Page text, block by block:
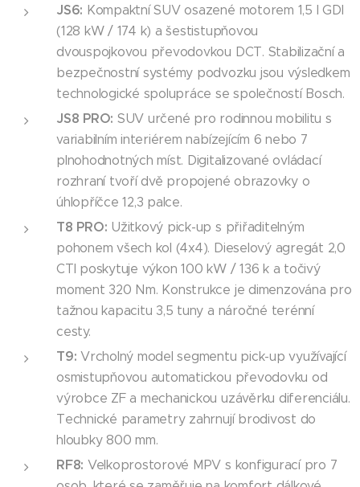
JS6: Kompaktní SUV osazené motorem 1,5 l GDI
(128 kW / 174 k) a šestistupňovou
dvouspojkovou převodovkou DCT. Stabilizační a
bezpečnostní systémy podvozku jsou výsledkem
technologické spolupráce se společností Bosch.
JS8 PRO: SUV určené pro rodinnou mobilitu s
variabilním interiérem nabízejícím 6 nebo 7
plnohodnotných míst. Digitalizované ovládací
rozhraní tvoří dvě propojené obrazovky o
úhlopříčce 12,3 palce.
T8 PRO: Užitkový pick-up s přiřaditelným
pohonem všech kol (4x4). Dieselový agregát 2,0
CTI poskytuje výkon 100 kW / 136 k a točivý
moment 320 Nm. Konstrukce je dimenzována pro
tažnou kapacitu 3,5 tuny a náročné terénní
cesty.
T9: Vrcholný model segmentu pick-up využívající
osmistupňovou automatickou převodovku od
výrobce ZF a mechanickou uzávěrku diferenciálu.
Technické parametry zahrnují brodivost do
hloubky 800 mm.
RF8: Velkoprostorové MPV s konfigurací pro 7